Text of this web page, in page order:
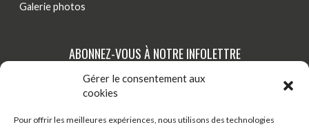
Gérer le consentement aux
cookies
Pour offrir les meilleures expériences, nous utilisons des technologies
Galerie photos
ABONNEZ-VOUS À NOTRE INFOLETTRE
Tenez-vous au courant de nos dernières actualités,
nouveautés et promotions par courriel!